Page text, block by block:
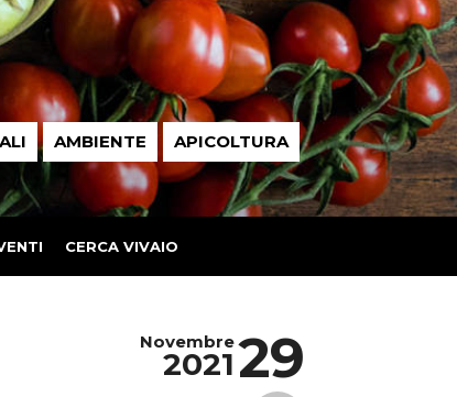
AMBIENTE APICOLTURA
CERCA VIVAIO
29
Novembre
2021